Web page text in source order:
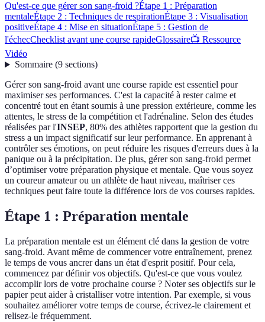
Qu'est-ce que gérer son sang-froid ?Étape 1 : Préparation
mentaleÉtape 2 : Techniques de respirationÉtape 3 : Visualisation
positiveÉtape 4 : Mise en situationÉtape 5 : Gestion de
l'échecChecklist avant une course rapideGlossaire📺 Ressource
Vidéo
Sommaire(9 sections)
Gérer son sang-froid avant une course rapide est essentiel pour
maximiser ses performances. C'est la capacité à rester calme et
concentré tout en étant soumis à une pression extérieure, comme les
attentes, le stress de la compétition et l'adrénaline. Selon des études
réalisées par l'INSEP, 80% des athlètes rapportent que la gestion du
stress a un impact significatif sur leur performance. En apprenant à
contrôler ses émotions, on peut réduire les risques d'erreurs dues à la
panique ou à la précipitation. De plus, gérer son sang-froid permet
d’optimiser votre préparation physique et mentale. Que vous soyez
un coureur amateur ou un athlète de haut niveau, maîtriser ces
techniques peut faire toute la différence lors de vos courses rapides.
Étape 1 : Préparation mentale
La préparation mentale est un élément clé dans la gestion de votre
sang-froid. Avant même de commencer votre entraînement, prenez
le temps de vous ancrer dans un état d'esprit positif. Pour cela,
commencez par définir vos objectifs. Qu'est-ce que vous voulez
accomplir lors de votre prochaine course ? Noter ses objectifs sur le
papier peut aider à cristalliser votre intention. Par exemple, si vous
souhaitez améliorer votre temps de course, écrivez-le clairement et
relisez-le fréquemment.